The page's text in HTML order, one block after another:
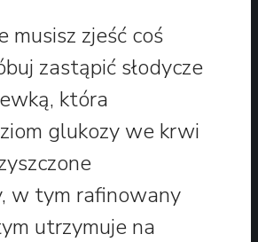
musisz zjeść coś
zastąpić słodycze
która
glukozy we krwi
w tym rafinowany
utrzymuje na